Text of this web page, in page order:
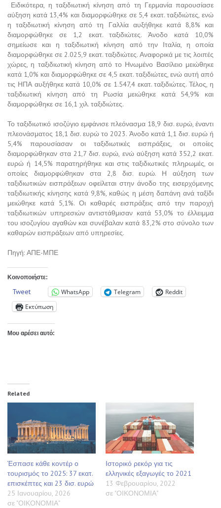
Ειδικότερα, η ταξιδιωτική κίνηση από τη Γερμανία παρουσίασε
αύξηση κατά 13,4% και διαμορφώθηκε σε 5,4 εκατ. ταξιδιώτες, ενώ
η ταξιδιωτική κίνηση από τη Γαλλία αυξήθηκε κατά 8,8% και
διαμορφώθηκε σε 1,2 εκατ. ταξιδιώτες. Άνοδο κατά 10,0%
σημείωσε και η ταξιδιωτική κίνηση από την Ιταλία, η οποία
διαμορφώθηκε σε 2.025,9 εκατ. ταξιδιώτες. Αναφορικά με τις λοιπές
χώρες, η ταξιδιωτική κίνηση από το Ηνωμένο Βασίλειο μειώθηκε
κατά 1,0% και διαμορφώθηκε σε 4,5 εκατ. ταξιδιώτες, ενώ αυτή από
τις ΗΠΑ αυξήθηκε κατά 10,0% σε 1.547,4 εκατ. ταξιδιώτες. Τέλος, η
ταξιδιωτική κίνηση από τη Ρωσία μειώθηκε κατά 54,9% και
διαμορφώθηκε σε 16,1 χιλ. ταξιδιώτες.
Το ταξιδιωτικό ισοζύγιο εμφάνισε πλεόνασμα 18,9 δισ. ευρώ, έναντι
πλεονάσματος 18,1 δισ. ευρώ το 2023. Άνοδο κατά 1,1 δισ. ευρώ ή
5,4% παρουσίασαν οι ταξιδιωτικές εισπράξεις, οι οποίες
διαμορφώθηκαν στα 21,7 δισ. ευρώ, ενώ αύξηση κατά 352,2 εκατ.
ευρώ ή 14,5% παρατηρήθηκε και στις ταξιδιωτικές πληρωμές, οι
οποίες διαμορφώθηκαν στα 2,8 δισ. ευρώ. Η αύξηση των
ταξιδιωτικών εισπράξεων οφείλεται στην άνοδο της εισερχόμενης
ταξιδιωτικής κίνησης κατά 9,8%, καθώς η μέση δαπάνη ανά ταξίδι
μειώθηκε κατά 5,1%. Οι καθαρές εισπράξεις από την παροχή
ταξιδιωτικών υπηρεσιών αντιστάθμισαν κατά 53,0% το έλλειμμα
του ισοζυγίου αγαθών και συνέβαλαν κατά 83,2% στο σύνολο των
καθαρών εισπράξεων από υπηρεσίες.
Πηγή: ΑΠΕ-ΜΠΕ
Κοινοποιήστε:
Tweet WhatsApp Telegram
Reddit
Εκτύπωση
Μου αρέσει αυτό:
Related
Έσπασε κάθε κοντέρ ο
τουρισμός το 2025: 37 εκατ.
επισκέπτες και 23 δισ. ευρώ
25 Ιανουαρίου, 2026
σε "ΟΙΚΟΝΟΜΙΑ"
Ιστορικό ρεκόρ για τις
ελληνικές εξαγωγές το 2021
13 Φεβρουαρίου, 2022
σε "ΟΙΚΟΝΟΜΙΑ"